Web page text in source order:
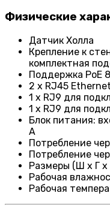
Физические
Датчик Холла
Крепление к
комплектная
Поддержка PoE
2 х RJ45
1 х RJ9 для
1 х RJ9 для
Блок питания:
А
Потребление
Потребление
Размеры (Ш х Г х
Рабочая
Рабочая